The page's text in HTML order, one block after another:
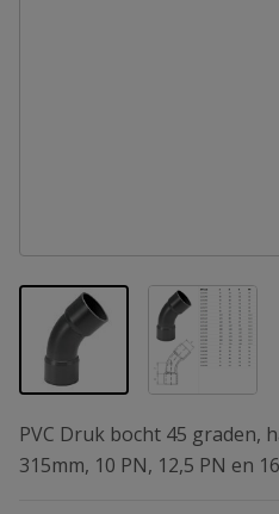
View larger image
View
PVC Druk bocht 45 graden,
315mm, 10 PN, 12,5 PN en